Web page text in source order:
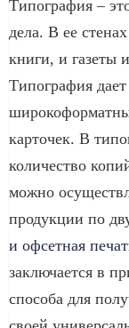
Типография –
дела. В ее
книги, и газеты
Типография
карточек. В
количество
можно
продукции по
и офсетная
заключается в
способа для